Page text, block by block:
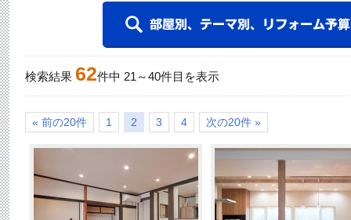
検索結果 62件中 21 ～40件目を表示
« 前の20件 1 2 3 4 次の20件 »